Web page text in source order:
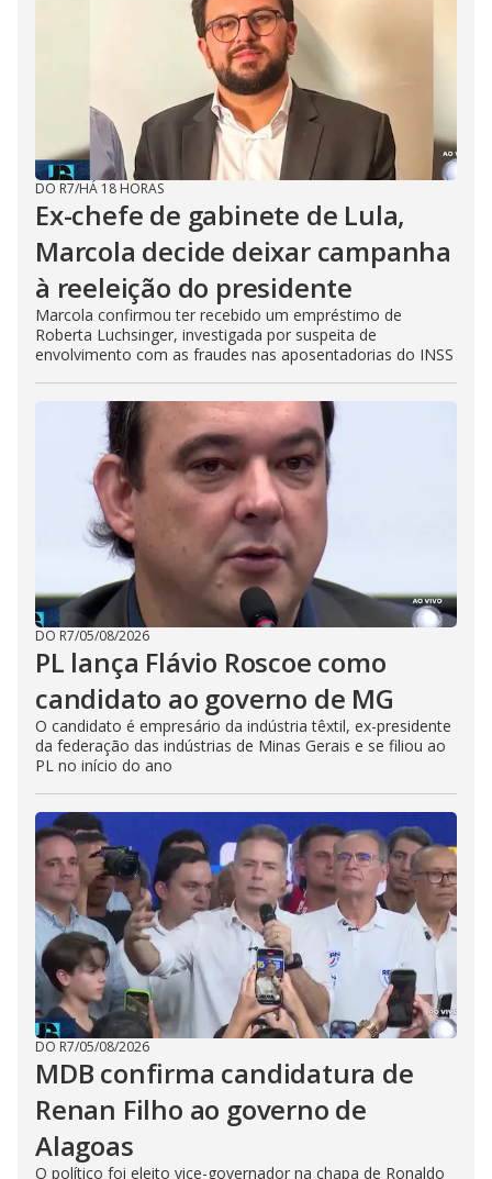
DO R7/HÁ 18 HORAS
Ex-chefe de gabinete de Lula,
Marcola decide deixar campanha
à reeleição do presidente
Marcola confirmou ter recebido um empréstimo de
Roberta Luchsinger, investigada por suspeita de
envolvimento com as fraudes nas aposentadorias do INSS
DO R7/05/08/2026
PL lança Flávio Roscoe como
candidato ao governo de MG
O candidato é empresário da indústria têxtil, ex-presidente
da federação das indústrias de Minas Gerais e se filiou ao
PL no início do ano
DO R7/05/08/2026
MDB confirma candidatura de
Renan Filho ao governo de
Alagoas
O político foi eleito vice-governador na chapa de Ronaldo